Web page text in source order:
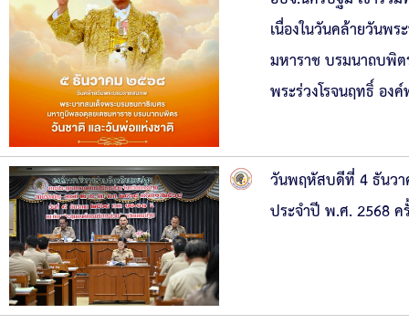
เนื่องในวันคล้ายวันพ
มหาราช บรมนาถบพิ
พระร่วงโรจนฤทธิ์ อง
วันพฤหัสบดีที่ 4 ธันว
ประจำปี พ.ศ. 2568